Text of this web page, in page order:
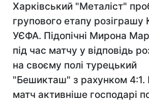
Харківський "Металіст"
групового етапу розіграшу
УЄФА. Підопічні Мирона
під час матчу у відповідь
на своєму полі турецький
"Бешикташ" з рахунком 4:1.
матч активніше господарі